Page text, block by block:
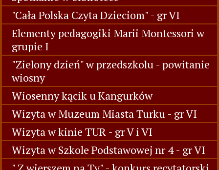
"Cała Polska Czyta Dzieciom" - gr VI
Elementy pedagogiki Marii Montessori w
grupie I
"Zielony dzień" w przedszkolu - powitanie
wiosny
Wiosenny kącik u Kangurków
Wizyta w Muzeum Miasta Turku - gr VI
Wizyta w kinie TUR - gr V i VI
Wizyta w Szkole Podstawowej nr 4 - gr VI